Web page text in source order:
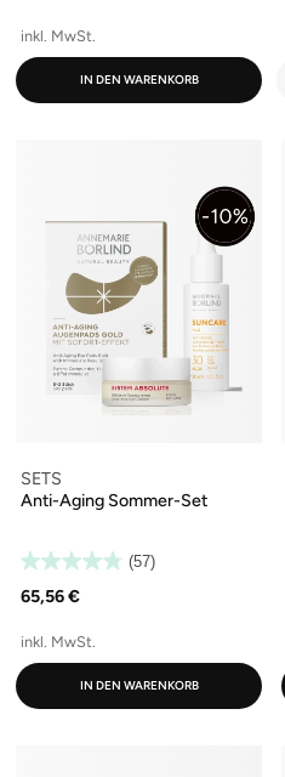
inkl. MwSt.
IN DEN WARENKORB
SETS
Anti-Aging Sommer-Set
(57)
65,56 €
inkl. MwSt.
IN DEN WARENKORB